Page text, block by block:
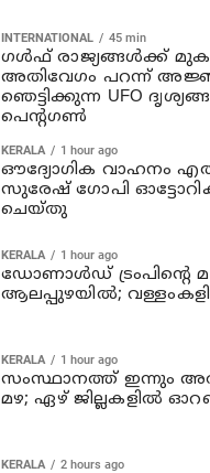
INTERNATIONAL 45 min
ഗൾഫ് രാജ്യങ്ങൾക്ക്
അതിവേഗം പറന്ന്
ഞെട്ടിക്കുന്ന UFO
പെന്റഗൺ
KERALA 1 hour ago
ഔദ്യോഗിക വാഹനം
സുരേഷ് ഗോപി
ചെയ്തു
KERALA 1 hour ago
ഡോണാള്‍ഡ് ട്രംപിന്റെ
ആലപ്പുഴയിൽ;
KERALA 1 hour ago
സംസ്ഥാനത്ത് ഇന്നും
മഴ; ഏഴ് ജില്ലകളില്‍
KERALA 2 hours ago